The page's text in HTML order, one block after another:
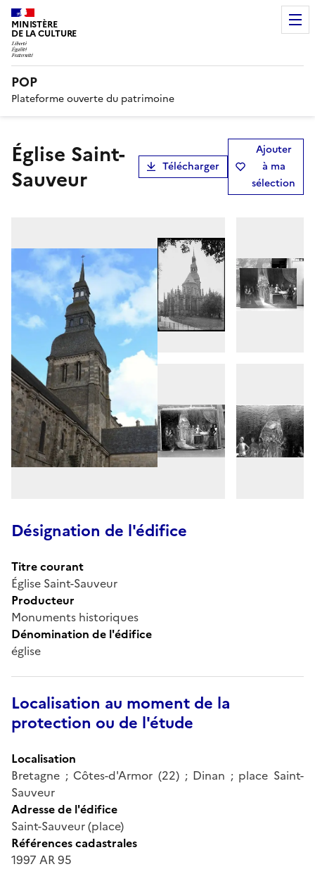
MINISTÈRE
DE LA CULTURE
POP
Plateforme ouverte du patrimoine
Église Saint-
Sauveur
Télécharger
Ajouter
à ma
sélection
Désignation de l'édifice
Titre courant
Église Saint-Sauveur
Producteur
Monuments historiques
Dénomination de l'édifice
église
Localisation au moment de la
protection ou de l'étude
Localisation
Bretagne ; Côtes-d'Armor (22) ; Dinan ; place Saint-
Sauveur
Adresse de l'édifice
Saint-Sauveur (place)
Références cadastrales
1997 AR 95